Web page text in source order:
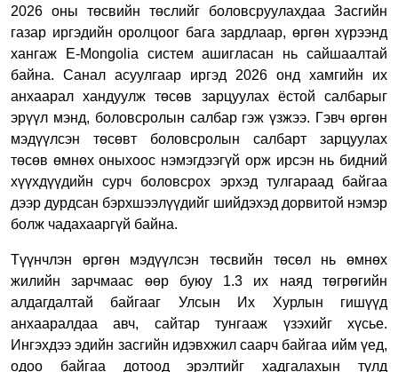
2026 оны төсвийн төслийг боловсруулахдаа Засгийн
газар иргэдийн оролцоог бага зардлаар, өргөн хүрээнд
хангаж E-Mongolia систем ашигласан нь сайшаалтай
байна. Санал асуулгаар иргэд 2026 онд хамгийн их
анхаарал хандуулж төсөв зарцуулах ёстой салбарыг
эрүүл мэнд, боловсролын салбар гэж үзжээ. Гэвч өргөн
мэдүүлсэн төсөвт боловсролын салбарт зарцуулах
төсөв өмнөх оныхоос нэмэгдээгүй орж ирсэн нь бидний
хүүхдүүдийн сурч боловсрох эрхэд тулгараад байгаа
дээр дурдсан бэрхшээлүүдийг шийдэхэд дорвитой нэмэр
болж чадахааргүй байна.
Түүнчлэн өргөн мэдүүлсэн төсвийн төсөл нь өмнөх
жилийн зарчмаас өөр буюу 1.3 их наяд төгрөгийн
алдагдалтай байгааг Улсын Их Хурлын гишүүд
анхааралдаа авч, сайтар тунгааж үзэхийг хүсье.
Ингэхдээ эдийн засгийн идэвхжил саарч байгаа ийм үед,
одоо байгаа дотоод эрэлтийг хадгалахын тулд